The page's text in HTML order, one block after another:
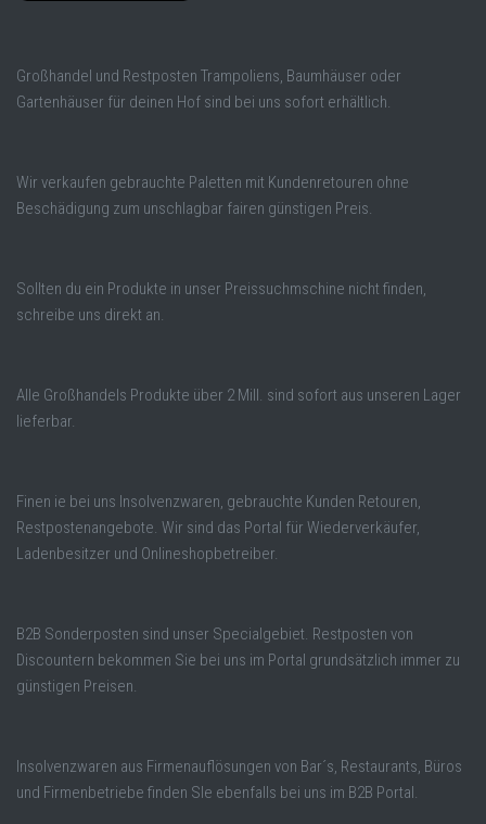
Großhandel und Restposten Trampoliens, Baumhäuser oder
Gartenhäuser für deinen Hof sind bei uns sofort erhältlich.
Wir verkaufen gebrauchte Paletten mit Kundenretouren ohne
Beschädigung zum unschlagbar fairen günstigen Preis.
Sollten du ein Produkte in unser Preissuchmschine nicht finden,
schreibe uns direkt an.
Alle Großhandels Produkte über 2 Mill. sind sofort aus unseren Lager
lieferbar.
Finen ie bei uns Insolvenzwaren, gebrauchte Kunden Retouren,
Restpostenangebote. Wir sind das Portal für Wiederverkäufer,
Ladenbesitzer und Onlineshopbetreiber.
B2B Sonderposten sind unser Specialgebiet. Restposten von
Discountern bekommen Sie bei uns im Portal grundsätzlich immer zu
günstigen Preisen.
Insolvenzwaren aus Firmenauflösungen von Bar´s, Restaurants, Büros
und Firmenbetriebe finden SIe ebenfalls bei uns im B2B Portal.